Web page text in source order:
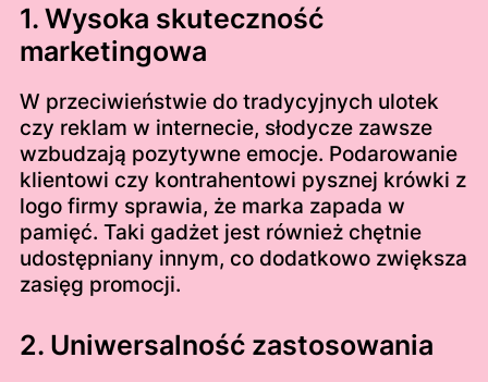
1. Wysoka skuteczność
marketingowa
W przeciwieństwie do tradycyjnych ulotek
czy reklam w internecie, słodycze zawsze
wzbudzają pozytywne emocje. Podarowanie
klientowi czy kontrahentowi pysznej krówki z
logo firmy sprawia, że marka zapada w
pamięć. Taki gadżet jest również chętnie
udostępniany innym, co dodatkowo zwiększa
zasięg promocji.
2. Uniwersalność zastosowania